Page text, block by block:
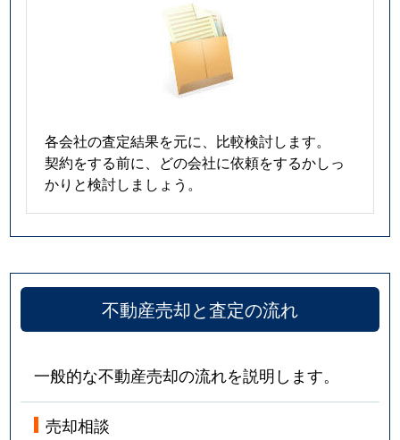
各会社の査定結果を元に、比較検討します。
契約をする前に、どの会社に依頼をするかしっ
かりと検討しましょう。
不動産売却と査定の流れ
一般的な不動産売却の流れを説明します。
売却相談